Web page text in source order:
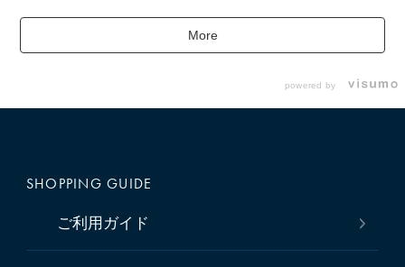
More
powered by
SHOPPING GUIDE
ご利用ガイド